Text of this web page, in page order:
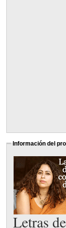
Información del
Letras